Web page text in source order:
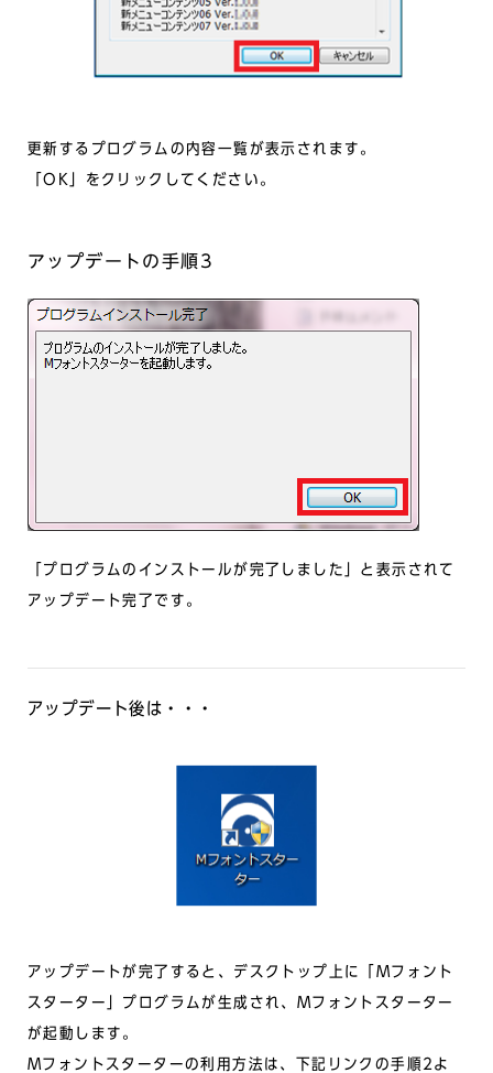
更新するプログラムの内容一覧が表示されます。
「OK」をクリックしてください。
アップデートの手順3
「プログラムのインストールが完了しました」と表示されて
アップデート完了です。
アップデート後は・・・
アップデートが完了すると、デスクトップ上に「Mフォント
スターター」プログラムが生成され、Mフォントスターター
が起動します。
Mフォントスターターの利用方法は、下記リンクの手順2よ